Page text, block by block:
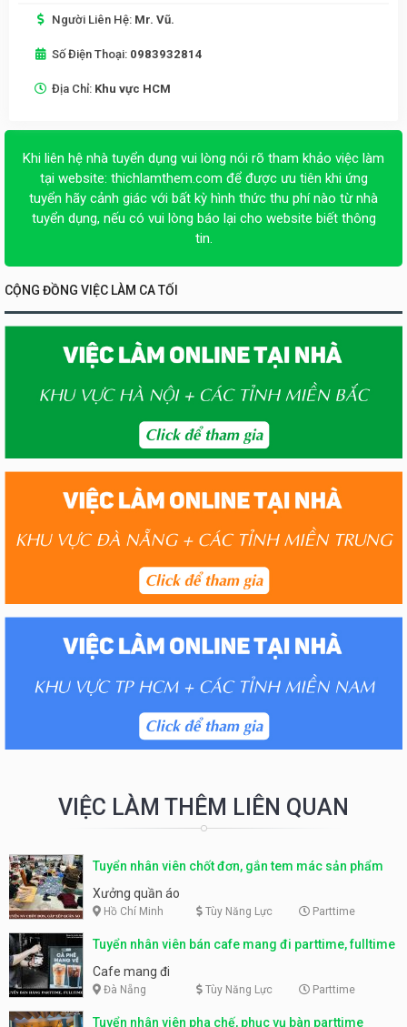
Người Liên Hệ: Mr. Vũ.
Số Điện Thoại: 0983932814
Địa Chỉ: Khu vực HCM
Khi liên hệ nhà tuyển dụng vui lòng nói rõ tham khảo việc làm
tại website: thichlamthem.com để được ưu tiên khi ứng
tuyển hãy cảnh giác với bất kỳ hình thức thu phí nào từ nhà
tuyển dụng, nếu có vui lòng báo lại cho website biết thông
tin.
CỘNG ĐỒNG VIỆC LÀM CA TỐI
VIỆC LÀM THÊM LIÊN QUAN
Tuyển nhân viên chốt đơn, gắn tem mác sản phẩm
Xưởng quần áo
Hồ Chí Minh Tùy Năng Lực Parttime
Tuyển nhân viên bán cafe mang đi parttime, fulltime
Cafe mang đi
Đà Nẵng Tùy Năng Lực Parttime
Tuyển nhân viên pha chế, phục vụ bàn parttime